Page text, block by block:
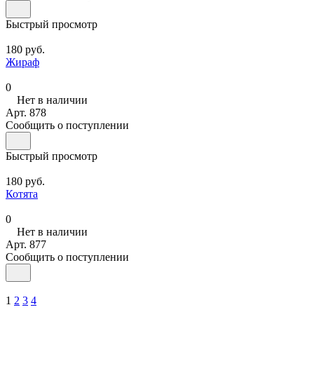
Быстрый просмотр
180 руб.
Жираф
0
Нет в наличии
Арт. 878
Сообщить о поступлении
Быстрый просмотр
180 руб.
Котята
0
Нет в наличии
Арт. 877
Сообщить о поступлении
1 2 3 4